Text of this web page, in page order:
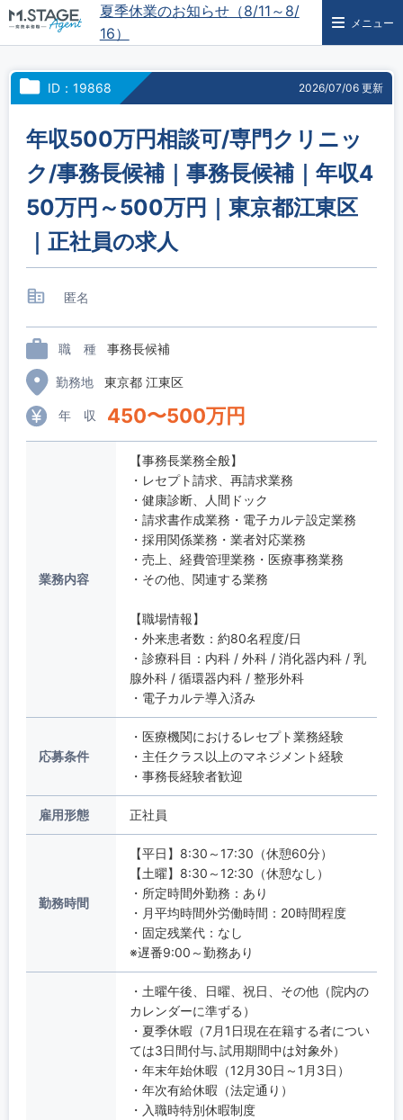
夏季休業のお知らせ（8/11～8/
16）
メニュー
ID：19868 2026/07/06 更新
年収500万円相談可/専門クリニッ
ク/事務長候補｜事務長候補｜年収4
50万円～500万円｜東京都江東区
｜正社員の求人
匿名
職 種 事務長候補
勤務地 東京都 江東区
年 収 450〜500万円
業務内容
【事務長業務全般】
・レセプト請求、再請求業務
・健康診断、人間ドック
・請求書作成業務・電子カルテ設定業務
・採用関係業務・業者対応業務
・売上、経費管理業務・医療事務業務
・その他、関連する業務
【職場情報】
・外来患者数：約80名程度/日
・診療科目：内科 / 外科 / 消化器内科 / 乳
腺外科 / 循環器内科 / 整形外科
・電子カルテ導入済み
応募条件
・医療機関におけるレセプト業務経験
・主任クラス以上のマネジメント経験
・事務長経験者歓迎
雇用形態 正社員
勤務時間
【平日】8:30～17:30（休憩60分）
【土曜】8:30～12:30（休憩なし）
・所定時間外勤務：あり
・月平均時間外労働時間：20時間程度
・固定残業代：なし
※遅番9:00～勤務あり
・土曜午後、日曜、祝日、その他（院内の
カレンダーに準ずる）
・夏季休暇（7月1日現在在籍する者につい
ては3日間付与､試用期間中は対象外）
・年末年始休暇（12月30日～1月3日）
・年次有給休暇（法定通り）
・入職時特別休暇制度